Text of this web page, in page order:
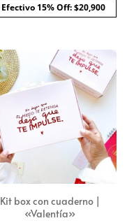
Efectivo 15% Off: $20,900
Kit box con cuaderno |
«Valentía»